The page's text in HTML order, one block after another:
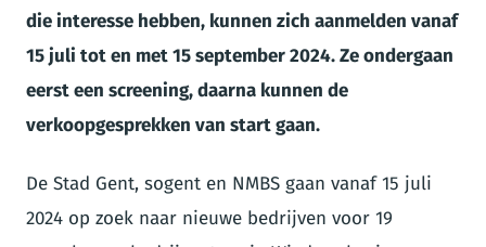
die interesse hebben, kunnen zich aanmelden vanaf
15 juli tot en met 15 september 2024. Ze ondergaan
eerst een screening, daarna kunnen de
verkoopgesprekken van start gaan.
De Stad Gent, sogent en NMBS gaan vanaf 15 juli
2024 op zoek naar nieuwe bedrijven voor 19